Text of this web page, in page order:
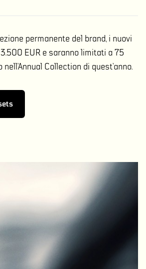
permanente del brand, i nuovi
EUR e saranno limitati a 75
Collection di quest’anno.